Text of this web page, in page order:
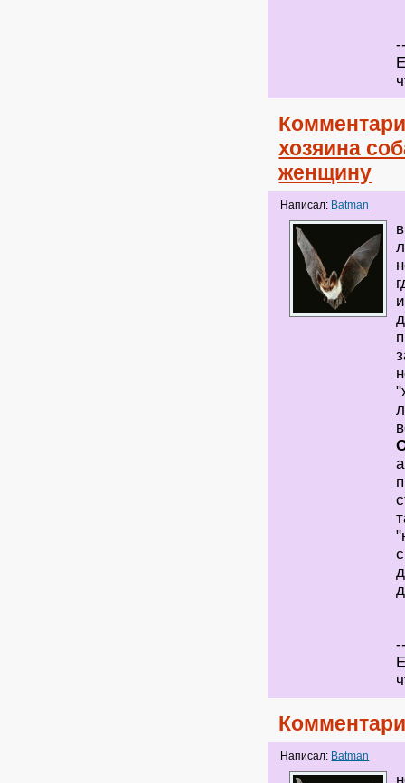
хозяина
женщину
Написал: Batman
Написал: Batman